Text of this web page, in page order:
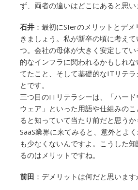
ず、両者の違いはどこにあると思い
石井 ：最初にSIerのメリットとデ
きましょう。私が新卒の頃に考え
つ。会社の母体が大きく安定して
的なインフラに関われるかもしれ
てたこと、そして基礎的なITリテラ
とです。
三つ目のITリテラシーは、「ハー
ウェア」といった用語や仕組みの
ると知っていて当たり前だと思うか
SaaS業界に来てみると、意外とよ
も少なくないんですよ。こうした
るのはメリットですね。
前田 ：デメリットは何だと思います